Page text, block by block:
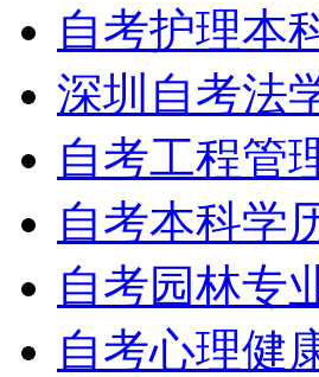
自考护理本
深圳自考法
自考工程管
自考本科学
自考园林专
自考心理健